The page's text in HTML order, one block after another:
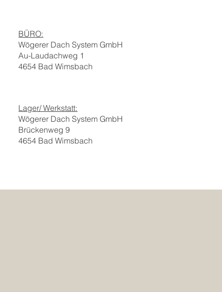
BÜRO:
Wögerer Dach System GmbH
Au-Laudachweg 1
4654 Bad Wimsbach
Lager/ Werkstatt:
Wögerer Dach System GmbH
Brückenweg 9
4654 Bad Wimsbach